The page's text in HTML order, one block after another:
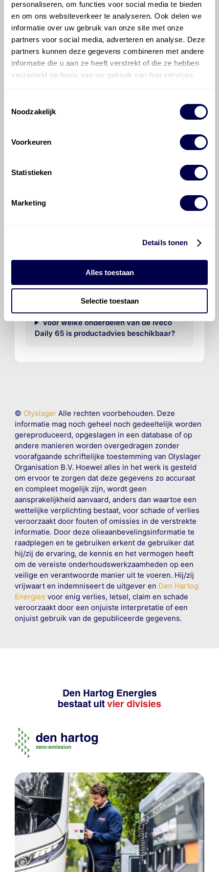
personaliseren, om functies voor social media te bieden
en om ons websiteverkeer te analyseren. Ook delen we
informatie over uw gebruik van onze site met onze
partners voor social media, adverteren en analyse. Deze
partners kunnen deze gegevens combineren met andere
informatie die u aan ze heeft verstrekt of die ze hebben
verzameld op basis van uw gebruik van hun services.
Noodzakelijk
Voorkeuren
Statistieken
Marketing
Details tonen
Alles toestaan
Selectie toestaan
Fabrieksvulling Inhoud 9,5 liter
Service vulling Inhoud 3,5-5 liter
700 ATF 6008
Ververs elke 200000 km
de Iveco Daily 65
Welke motorolie adviseert Den Hartog
Hoeveel motorolie gaat er in een Iveco
Voor welke onderdelen van de Iveco
Daily 65 is productadvies beschikbaar?
© OlyslagerAlle rechten voorbehouden. Deze
informatie mag noch geheel noch gedeeltelijk worden
gereproduceerd, opgeslagen in een database of op
andere manieren worden overgedragen zonder
voorafgaande schriftelijke toestemming van Olyslager
Organisation B.V. Hoewel alles in het werk is gesteld
om ervoor te zorgen dat deze gegevens zo accuraat
en compleet mogelijk zijn, wordt geen
aansprakelijkheid aanvaard, anders dan waartoe een
wettelijke verplichting bestaat, voor schade of verlies
veroorzaakt door fouten of omissies in de verstrekte
informatie. Door deze olieaanbevelingsinformatie te
raadplegen en te gebruiken erkent de gebruiker dat
hij/zij de ervaring, de kennis en het vermogen heeft
om de vereiste onderhoudswerkzaamheden op een
veilige en verantwoorde manier uit te voeren. Hij/zij
vrijwaart en indemniseert de uitgever en Den Hartog
Energies voor enig verlies, letsel, claim en schade
veroorzaakt door een onjuiste interpretatie of een
onjuist gebruik van de gepubliceerde gegevens.
Den Hartog Energies
bestaat uit vier divisies